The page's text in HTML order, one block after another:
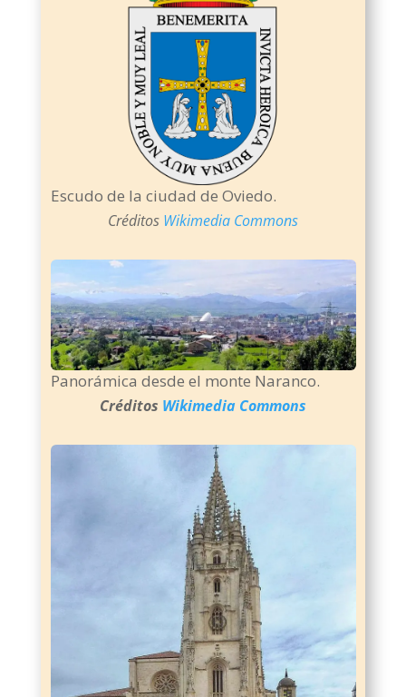
Escudo de la ciudad de Oviedo.
Créditos Wikimedia Commons
Panorámica desde el monte Naranco.
Créditos Wikimedia Commons